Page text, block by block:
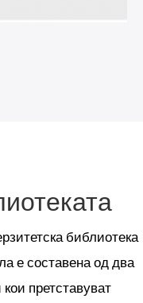
библиотека
е составена од два
претставуват